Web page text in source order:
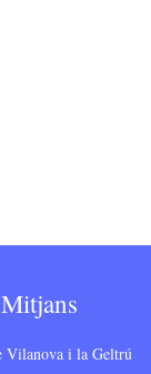
Vilanova i la Geltrú